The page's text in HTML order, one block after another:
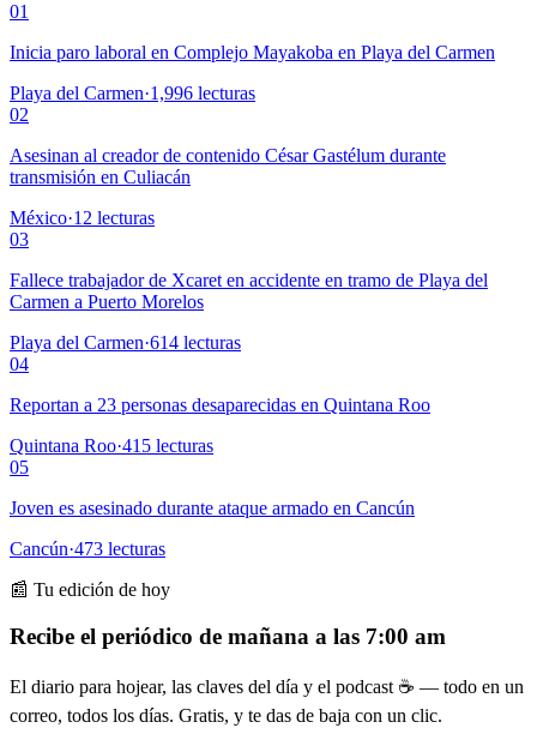
01
Inicia paro laboral en Complejo Mayakoba en Playa del Carmen
Playa del Carmen·1,996 lecturas
02
Asesinan al creador de contenido César Gastélum durante
transmisión en Culiacán
México·12 lecturas
03
Fallece trabajador de Xcaret en accidente en tramo de Playa del
Carmen a Puerto Morelos
Playa del Carmen·614 lecturas
04
Reportan a 23 personas desaparecidas en Quintana Roo
Quintana Roo·415 lecturas
05
Joven es asesinado durante ataque armado en Cancún
Cancún·473 lecturas
📰 Tu edición de hoy
Recibe el periódico de mañana a las 7:00 am
El diario para hojear, las claves del día y el podcast ☕ — todo en un
correo, todos los días. Gratis, y te das de baja con un clic.